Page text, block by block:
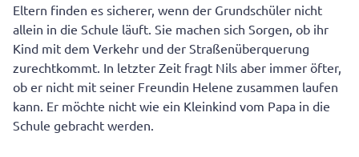
Eltern finden es sicherer, wenn der Grundschüler nicht
allein in die Schule läuft. Sie machen sich Sorgen, ob ihr
Kind mit dem Verkehr und der Straßenüberquerung
zurechtkommt. In letzter Zeit fragt Nils aber immer öfter,
ob er nicht mit seiner Freundin Helene zusammen laufen
kann. Er möchte nicht wie ein Kleinkind vom Papa in die
Schule gebracht werden.